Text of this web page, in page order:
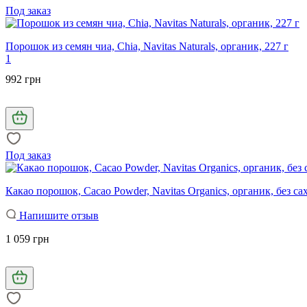
Под заказ
Порошок из семян чиа, Chia, Navitas Naturals, органик, 227 г
1
992 грн
Под заказ
Какао порошок, Cacao Powder, Navitas Organics, органик, без
Напишите отзыв
1 059 грн